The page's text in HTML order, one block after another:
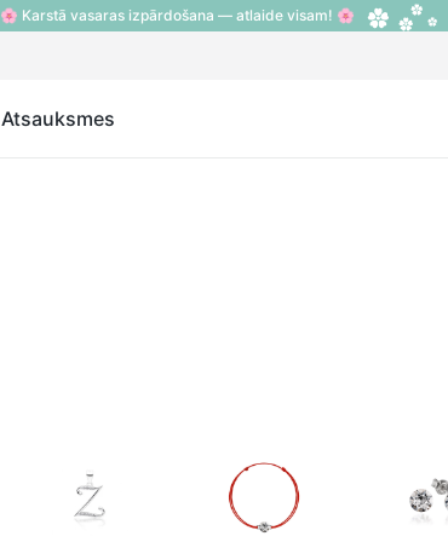
🌸 Karstā vasaras izpārdošana — atlaide visam! 🌸
Atsauksmes